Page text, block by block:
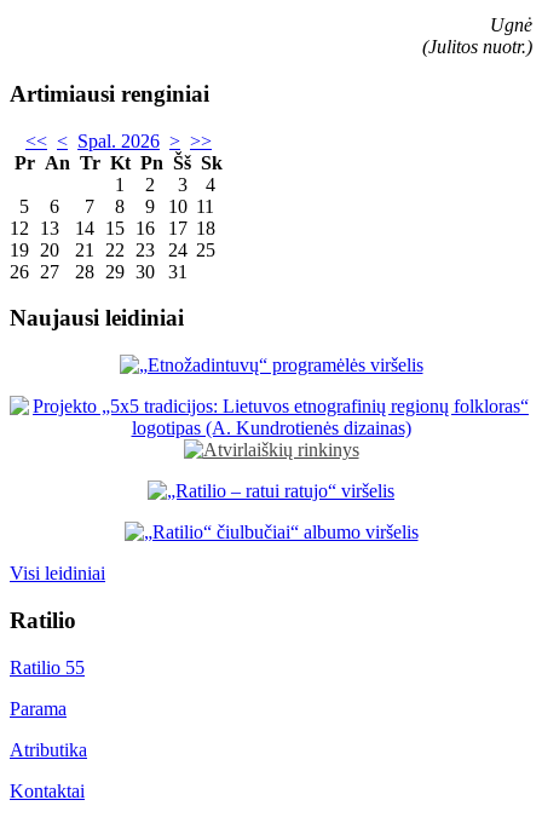
Ugnė
(Julitos nuotr.)
Artimiausi renginiai
<< < Spal. 2026 > >>
Pr An Tr Kt Pn Šš Sk
1
2 3
4
5
6 7 8 9 10 11
12
13 14 15 16 17 18
19 20 21 22 23 24 25
26 27 28 29 30 31
Naujausi leidiniai
Visi leidiniai
Ratilio
Ratilio 55
Parama
Atributika
Kontaktai